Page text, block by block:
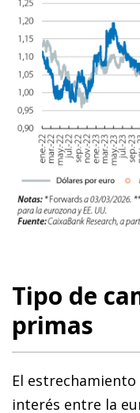
Tipo de
primas
El
interés entre la